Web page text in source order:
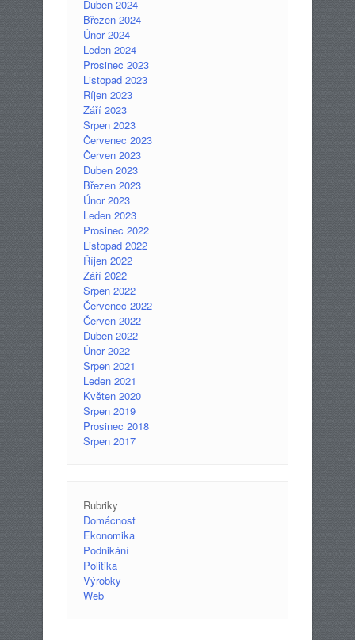
Duben 2024
Březen 2024
Únor 2024
Leden 2024
Prosinec 2023
Listopad 2023
Říjen 2023
Září 2023
Srpen 2023
Červenec 2023
Červen 2023
Duben 2023
Březen 2023
Únor 2023
Leden 2023
Prosinec 2022
Listopad 2022
Říjen 2022
Září 2022
Srpen 2022
Červenec 2022
Červen 2022
Duben 2022
Únor 2022
Srpen 2021
Leden 2021
Květen 2020
Srpen 2019
Prosinec 2018
Srpen 2017
Rubriky
Domácnost
Ekonomika
Podnikání
Politika
Výrobky
Web